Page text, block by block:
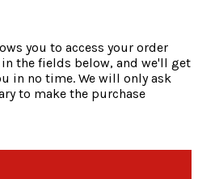
you to access your order
the fields below, and we'll get
in no time. We will only ask
to make the purchase